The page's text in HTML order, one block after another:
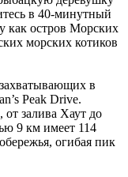
в 40-минутный
как остров Морских
морских котиков
в
Peak Drive.
от залива Хаут до
9 км имеет 114
огибая пик